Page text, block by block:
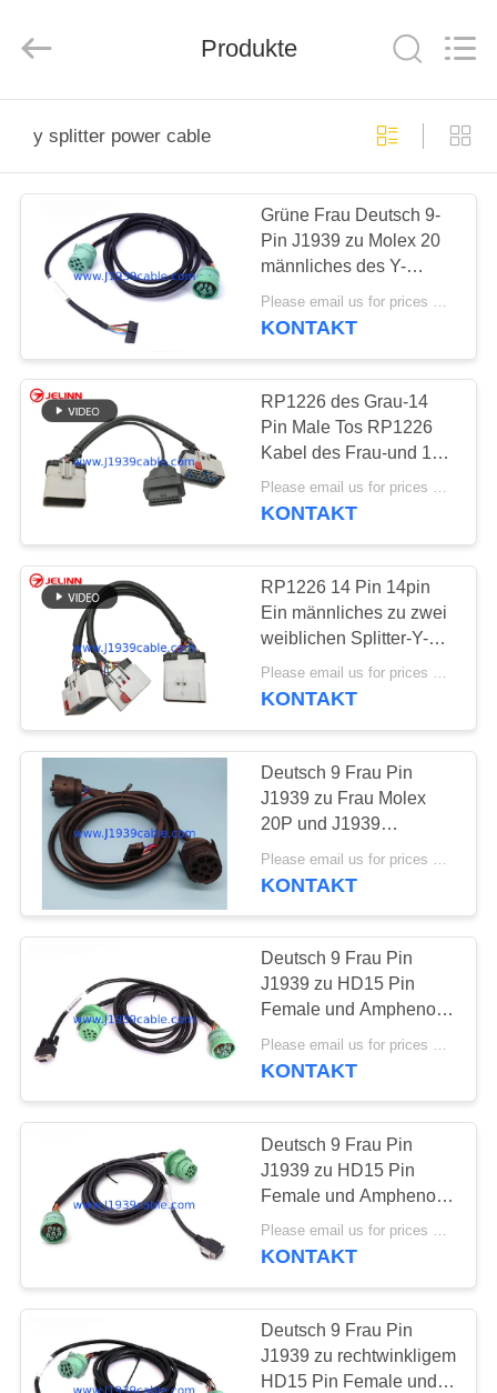
PRODUKTE
ÜBER
UNS
FABRIK-
AUSFLUG
QUALITÄTSKONTROLLE
TRETEN
SIE
MIT
VERBINDUNG
FORDERN
SIE
EIN
ZITAT
SITEMAP
PRIVACY
Rights
Reserved.
Produkte
y splitter power cable
Grüne Frau Deutsch 9-
Pin J1939 zu Molex 20
männliches des Y-
Verbindungsstücks
J1939 Kabel Pin
Please email us for prices MOQ:100 Stück
KONTAKT
RP1226 des Grau-14
Pin Male Tos RP1226
Kabel des Frau-und 16
Pin OBD2 OBDII
weibliches Teiler-Y
Please email us for prices MOQ:100 PC
KONTAKT
RP1226 14 Pin 14pin
Ein männliches zu zwei
weiblichen Splitter-Y-
Kabel
Please email us for prices MOQ:100 Stück
KONTAKT
Deutsch 9 Frau Pin
J1939 zu Frau Molex
20P und J1939
männlicher Teiler Y
verkabeln
KONTAKT
Deutsch 9 Frau Pin
J1939 zu HD15 Pin
Female und Amphenol
verlegte J1939
männliches Kabel des
Please email us for prices MOQ:100 Stück
KONTAKT
Deutsch 9 Frau Pin
J1939 zu HD15 Pin
Female und Amphenol
verlegte J1939
männliches Kabel des
Please email us for prices MOQ:100 Stück
KONTAKT
Deutsch 9 Frau Pin
J1939 zu rechtwinkligem
HD15 Pin Female und